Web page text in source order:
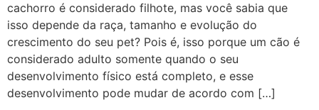
cachorro é considerado filhote, mas você sabia que
isso depende da raça, tamanho e evolução do
crescimento do seu pet? Pois é, isso porque um cão é
considerado adulto somente quando o seu
desenvolvimento físico está completo, e esse
desenvolvimento pode mudar de acordo com […]